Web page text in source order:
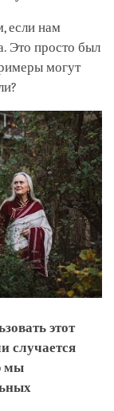
если нам
Это просто был
могут
этот
случается
мы